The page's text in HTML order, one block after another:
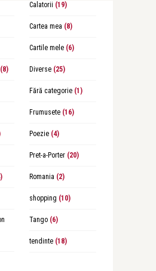
Calatorii (19)
Cartea mea (8)
Cartile mele(6)
(8) Diverse(25)
Fără categorie(1)
Frumusete(16)
Poezie(4)
Pret-a-Porter(20)
Romania (2)
shopping (10)
Tango(6)
tendinte(18)